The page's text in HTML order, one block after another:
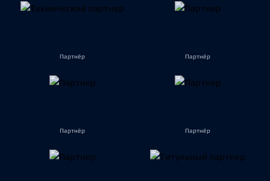
Партнёр Партнёр
Партнёр Партнёр